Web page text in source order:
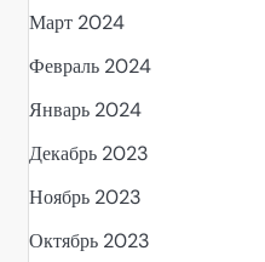
Март 2024
Февраль 2024
Январь 2024
Декабрь 2023
Ноябрь 2023
Октябрь 2023